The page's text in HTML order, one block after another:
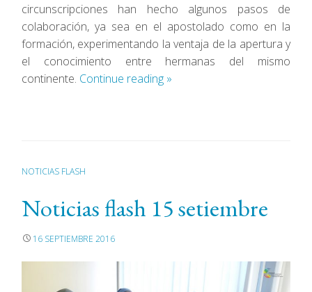
circunscripciones han hecho algunos pasos de
colaboración, ya sea en el apostolado como en la
formación, experimentando la ventaja de la apertura y
el conocimiento entre hermanas del mismo
continente. Continue reading »
NOTICIAS FLASH
Noticias flash 15 setiembre
16 SEPTIEMBRE 2016